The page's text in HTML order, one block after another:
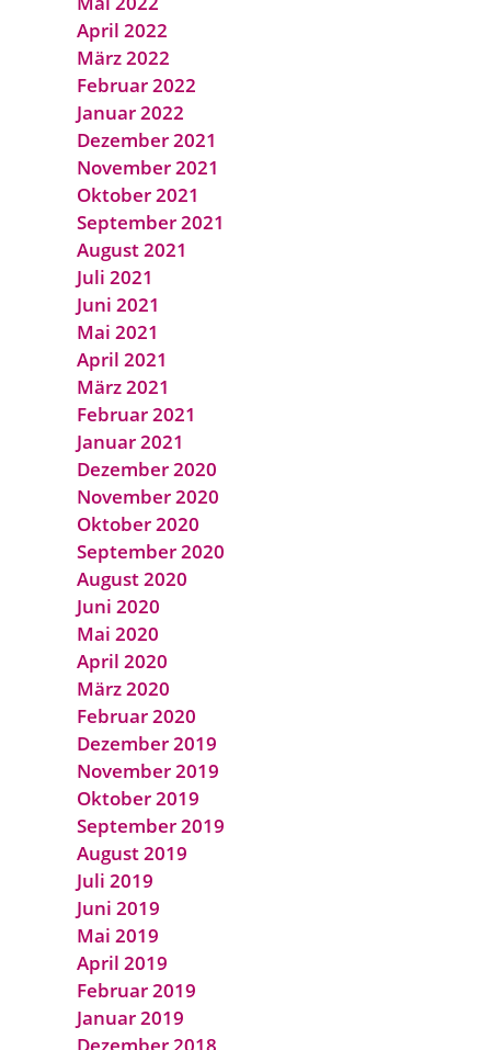
April 2022
März 2022
Februar 2022
Januar 2022
Dezember 2021
November 2021
Oktober 2021
September 2021
August 2021
Juli 2021
Juni 2021
Mai 2021
April 2021
März 2021
Februar 2021
Januar 2021
Dezember 2020
November 2020
Oktober 2020
September 2020
August 2020
Juni 2020
Mai 2020
April 2020
März 2020
Februar 2020
Dezember 2019
November 2019
Oktober 2019
September 2019
August 2019
Juli 2019
Juni 2019
Mai 2019
April 2019
Februar 2019
Januar 2019
Dezember 2018